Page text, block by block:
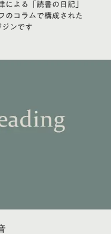
よる「読書の日記」
のコラムで構成された
ジンです